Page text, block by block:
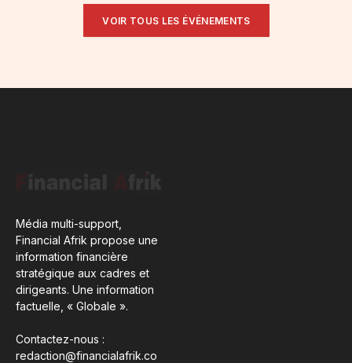
VOIR TOUS LES ÉVÉNEMENTS
Média multi-support,
Financial Afrik propose une
information financière
stratégique aux cadres et
dirigeants. Une information
factuelle, « Globale ».
Contactez-nous :
redaction@financialafrik.co